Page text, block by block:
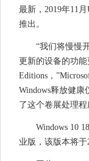
最新，2019年11
推出。
“我们将慢慢
更新的设备的功能
Editions，
Windows释放健
了这个卷展处理
Windows 10
业版，该版本将于